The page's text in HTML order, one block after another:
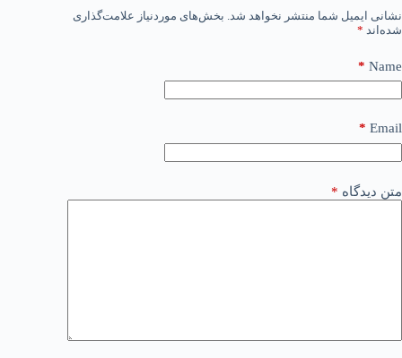
نشانی ایمیل شما منتشر نخواهد شد. بخش‌های موردنیاز علامت‌گذاری
شده‌اند *
Name
*
Email
*
متن دیدگاه *